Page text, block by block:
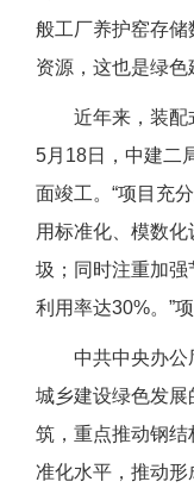
般工厂养护窑存
资源，这也是绿色
近年来，装配式
5月18日，中建二
面竣工。“项目充
用标准化、模数
圾；同时注重加
利用率达30%。”
中共中央办公
城乡建设绿色发
筑，重点推动钢
准化水平，推动